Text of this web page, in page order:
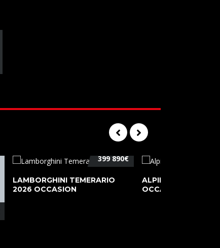
399 890€
LAMBORGHINI TEMERARIO
2026 OCCASION
ALPINE A110 PURE
OCCASION